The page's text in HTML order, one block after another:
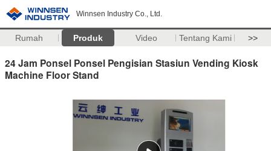
Winnsen Industry Co., Ltd.
Rumah Produk Video Tentang Kami >>
24 Jam Ponsel Ponsel Pengisian Stasiun Vending Kiosk
Machine Floor Stand